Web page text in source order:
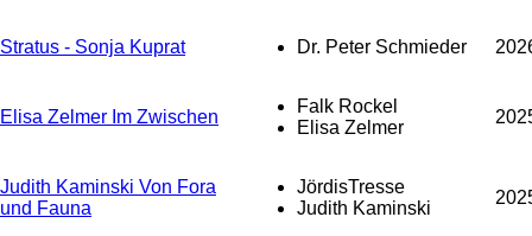
Stratus - Sonja Kuprat Dr. Peter Schmieder
Elisa Zelmer Im Zwischen
Falk Rockel
Elisa Zelmer
Judith Kaminski Von Fora
und Fauna
JördisTresse
Judith Kaminski